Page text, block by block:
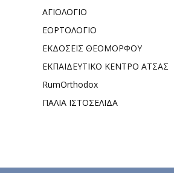
ΑΓΙΟΛΟΓΙΟ
ΕΟΡΤΟΛΟΓΙΟ
ΕΚΔΟΣΕΙΣ ΘΕΟΜΟΡΦΟΥ
ΕΚΠΑΙΔΕΥΤΙΚΟ ΚΕΝΤΡΟ ΑΤΣΑΣ
RumOrthodox
ΠΑΛΙΑ ΙΣΤΟΣΕΛΙΔΑ